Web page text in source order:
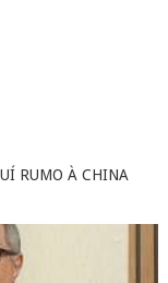
RUMO À CHINA